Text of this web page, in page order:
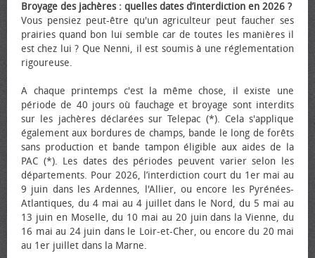
Broyage des jachères : quelles dates d’interdiction en 2026 ?
Vous pensiez peut-être qu'un agriculteur peut faucher ses
prairies quand bon lui semble car de toutes les manières il
est chez lui ? Que Nenni, il est soumis à une réglementation
rigoureuse.
A chaque printemps c'est la même chose, il existe une
période de 40 jours où fauchage et broyage sont interdits
sur les jachères déclarées sur Telepac (*). Cela s'applique
également aux bordures de champs, bande le long de forêts
sans production et bande tampon éligible aux aides de la
PAC (*). Les dates des périodes peuvent varier selon les
départements. Pour 2026, l’interdiction court du 1er mai au
9 juin dans les Ardennes, l'Allier, ou encore les Pyrénées-
Atlantiques, du 4 mai au 4 juillet dans le Nord, du 5 mai au
13 juin en Moselle, du 10 mai au 20 juin dans la Vienne, du
16 mai au 24 juin dans le Loir-et-Cher, ou encore du 20 mai
au 1er juillet dans la Marne.